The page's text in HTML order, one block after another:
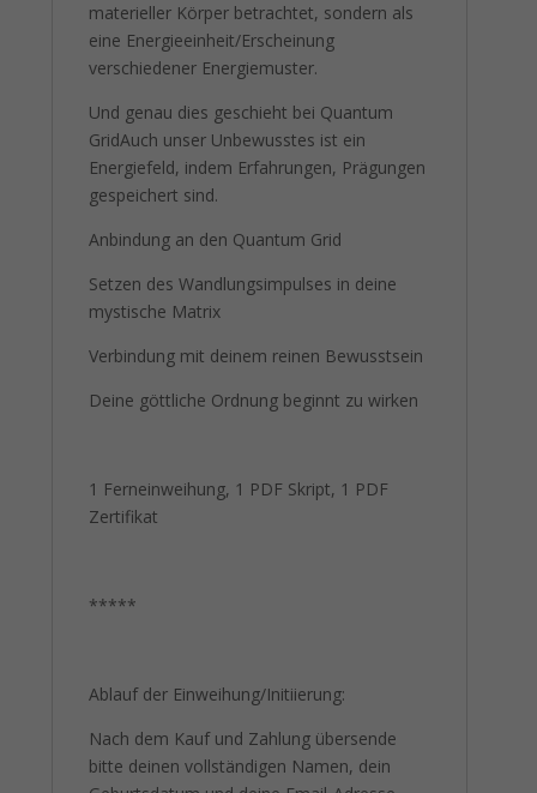
materieller Körper betrachtet, sondern als
eine Energieeinheit/Erscheinung
verschiedener Energiemuster.
Und genau dies geschieht bei Quantum
GridAuch unser Unbewusstes ist ein
Energiefeld, indem Erfahrungen, Prägungen
gespeichert sind.
Anbindung an den Quantum Grid
Setzen des Wandlungsimpulses in deine
mystische Matrix
Verbindung mit deinem reinen Bewusstsein
Deine göttliche Ordnung beginnt zu wirken
1 Ferneinweihung, 1 PDF Skript, 1 PDF
Zertifikat
*****
Ablauf der Einweihung/Initiierung:
Nach dem Kauf und Zahlung übersende
bitte deinen vollständigen Namen, dein